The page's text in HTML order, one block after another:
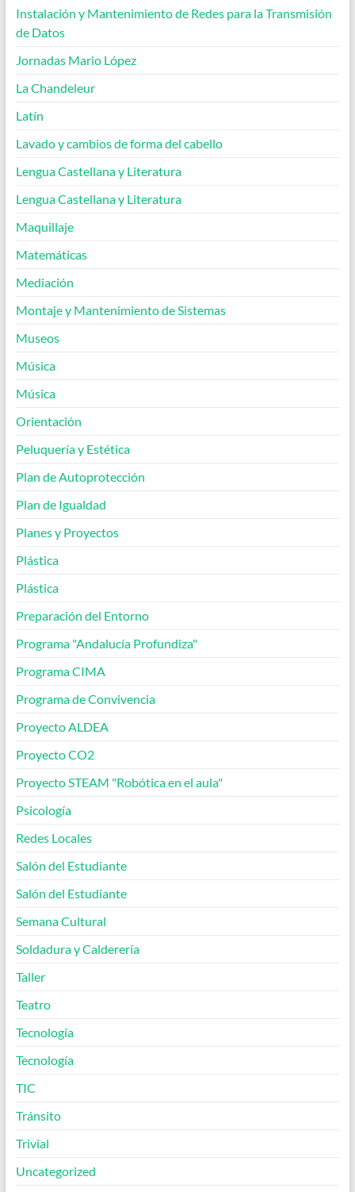
Instalación y Mantenimiento de Redes para la Transmisión
de Datos
Jornadas Mario López
La Chandeleur
Latín
Lavado y cambios de forma del cabello
Lengua Castellana y Literatura
Lengua Castellana y Literatura
Maquillaje
Matemáticas
Mediación
Montaje y Mantenimiento de Sistemas
Museos
Música
Música
Orientación
Peluquería y Estética
Plan de Autoprotección
Plan de Igualdad
Planes y Proyectos
Plástica
Plástica
Preparación del Entorno
Programa "Andalucía Profundiza"
Programa CIMA
Programa de Convivencia
Proyecto ALDEA
Proyecto CO2
Proyecto STEAM "Robótica en el aula"
Psicología
Redes Locales
Salón del Estudiante
Salón del Estudiante
Semana Cultural
Soldadura y Calderería
Taller
Teatro
Tecnología
Tecnología
TIC
Tránsito
Trivial
Uncategorized